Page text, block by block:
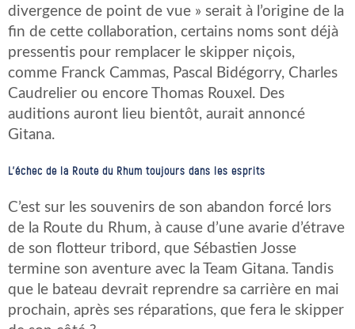
divergence de point de vue » serait à l’origine de la
fin de cette collaboration, certains noms sont déjà
pressentis pour remplacer le skipper niçois,
comme Franck Cammas, Pascal Bidégorry, Charles
Caudrelier ou encore Thomas Rouxel. Des
auditions auront lieu bientôt, aurait annoncé
Gitana.
L’échec de la Route du Rhum toujours dans les esprits
C’est sur les souvenirs de son abandon forcé lors
de la Route du Rhum, à cause d’une avarie d’étrave
de son flotteur tribord, que Sébastien Josse
termine son aventure avec la Team Gitana. Tandis
que le bateau devrait reprendre sa carrière en mai
prochain, après ses réparations, que fera le skipper